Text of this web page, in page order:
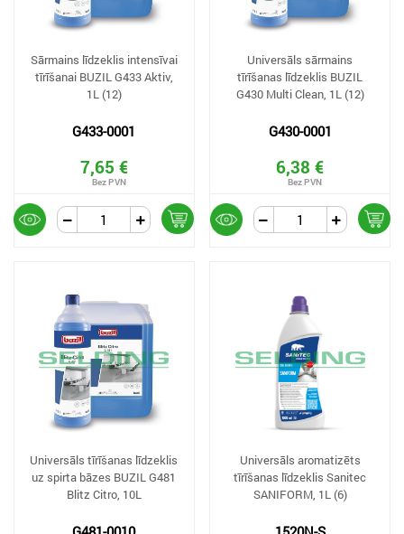
Sārmains līdzeklis intensīvai
tīrīšanai BUZIL G433 Aktiv,
1L (12)
G433-0001
7,65 €
Universāls sārmains
tīrīšanas līdzeklis BUZIL
G430 Multi Clean, 1L (12)
G430-0001
6,38 €
Universāls tīrīšanas līdzeklis
uz spirta bāzes BUZIL G481
Blitz Citro, 10L
Universāls aromatizēts
tīrīšanas līdzeklis Sanitec
SANIFORM, 1L (6)